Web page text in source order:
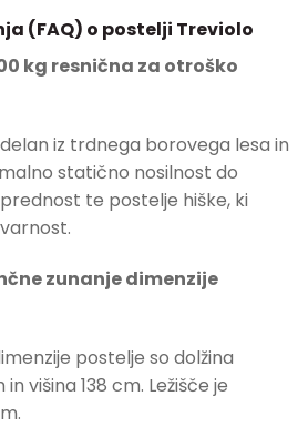
(FAQ) o postelji Treviolo
kg resnična za otroško
iz trdnega borovega lesa in
statično nosilnost do
te postelje hiške, ki
zunanje dimenzije
postelje so dolžina
višina 138 cm. Ležišče je